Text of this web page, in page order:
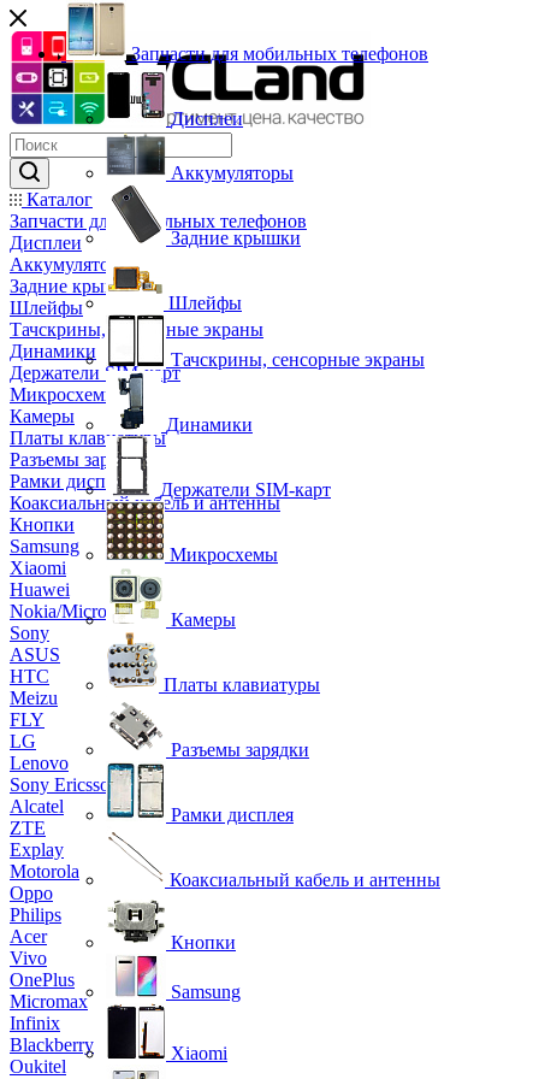
Каталог
Запчасти для мобильных телефонов
Дисплеи
Аккумуляторы
Задние крышки
Шлейфы
Тачскрины, сенсорные экраны
Динамики
Держатели SIM-карт
Микросхемы
Камеры
Платы клавиатуры
Разъемы зарядки
Рамки дисплея
Коаксиальный кабель и антенны
Кнопки
Samsung
Xiaomi
Huawei
Nokia/Microsoft
Sony
ASUS
HTC
Meizu
FLY
LG
Lenovo
Sony Ericsson
Alcatel
ZTE
Explay
Motorola
Oppo
Philips
Acer
Vivo
OnePlus
Micromax
Infinix
Blackberry
Oukitel
Запчасти для мобильных телефонов
Дисплеи
Аккумуляторы
Задние крышки
Шлейфы
Тачскрины, сенсорные экраны
Динамики
Держатели SIM-карт
Микросхемы
Камеры
Платы клавиатуры
Разъемы зарядки
Рамки дисплея
Коаксиальный кабель и антенны
Кнопки
Samsung
Xiaomi